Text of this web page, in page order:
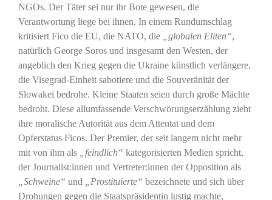
NGOs. Der Täter sei nur ihr Bote gewesen, die
Verantwortung liege bei ihnen. In einem Rundumschlag
kritisiert Fico die EU, die NATO, die
„globalen Eliten“,
natürlich George Soros und insgesamt den Westen, der
angeblich den Krieg gegen die Ukraine künstlich verlängere,
die Visegrad-Einheit sabotiere und die Souveränität der
Slowakei bedrohe. Kleine Staaten seien durch große Mächte
bedroht. Diese allumfassende Verschwörungserzählung zieht
ihre moralische Autorität aus dem Attentat und dem
Opferstatus Ficos. Der Premier, der seit langem nicht mehr
mit von ihm als
„feindlich“ kategorisierten Medien spricht,
der Journalist:innen und Vertreter:innen der Opposition als
„Schweine“ und „Prostituierte“ bezeichnete und sich über
Drohungen gegen die Staatspräsidentin lustig machte,